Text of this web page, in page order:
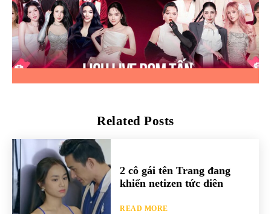
Related Posts
2 cô gái tên Trang đang
khiến netizen tức điên
READ MORE